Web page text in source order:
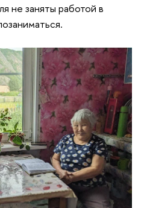
не заняты работой в